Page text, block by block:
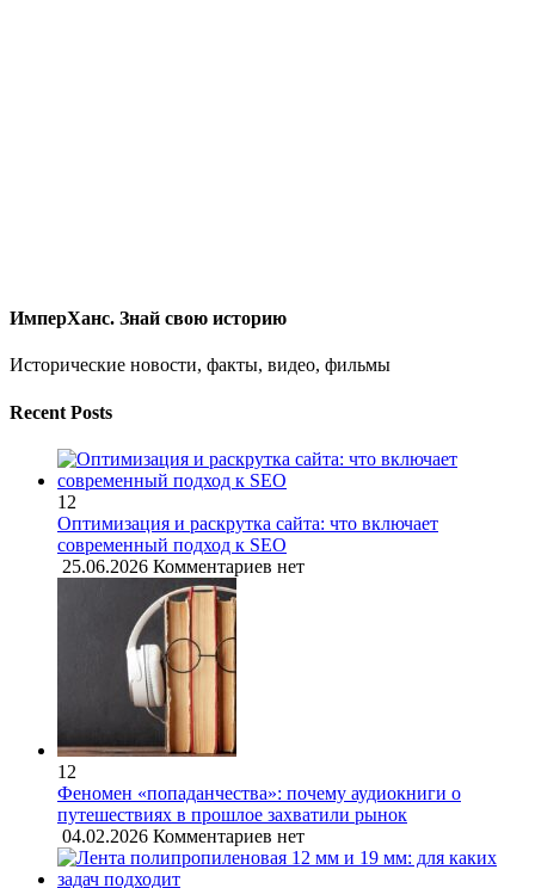
ИмперХанс. Знай свою историю
Исторические новости, факты, видео, фильмы
Recent Posts
12
Оптимизация и раскрутка сайта: что включает
современный подход к SEO
25.06.2026 Комментариев нет
12
Феномен «попаданчества»: почему аудиокниги о
путешествиях в прошлое захватили рынок
04.02.2026 Комментариев нет